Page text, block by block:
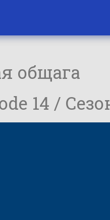
общага
14 /